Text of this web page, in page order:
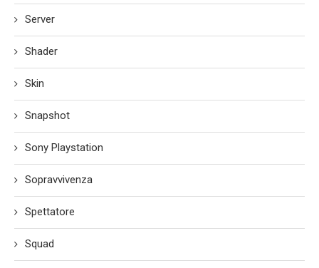
Server
Shader
Skin
Snapshot
Sony Playstation
Sopravvivenza
Spettatore
Squad